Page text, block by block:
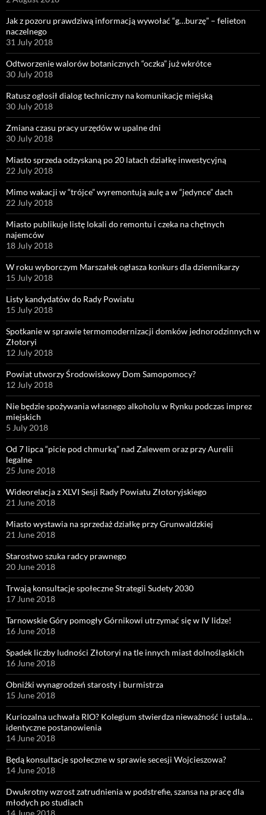
Jak z pozoru prawdziwą informacją wywołać “g…burzę” – felieton
naczelnego
31 July 2018
Odtworzenie walorów botanicznych “oczka” już wkrótce
30 July 2018
Ratusz ogłosił dialog techniczny na komunikację miejską
30 July 2018
Zmiana czasu pracy urzędów w upalne dni
30 July 2018
Miasto sprzeda odzyskaną po 20 latach działkę inwestycyjną
22 July 2018
Mimo wakacji w “trójce” wyremontują aulę a w “jedynce” dach
22 July 2018
Miasto publikuje listę lokali do remontu i czeka na chętnych
najemców
18 July 2018
W roku wyborczym Marszałek ogłasza konkurs dla dziennikarzy
15 July 2018
Listy kandydatów do Rady Powiatu
15 July 2018
Spotkanie w sprawie termomodernizacji domków jednorodzinnych w
Złotoryi
12 July 2018
Powiat utworzy Środowiskowy Dom Samopomocy?
12 July 2018
Nie będzie spożywania własnego alkoholu w Rynku podczas imprez
miejskich
5 July 2018
Od 7 lipca “picie pod chmurką” nad Zalewem oraz przy Aurelii
legalne
25 June 2018
Wideorelacja z XLVI Sesji Rady Powiatu Złotoryjskiego
21 June 2018
Miasto wystawia na sprzedaż działkę przy Grunwaldzkiej
21 June 2018
Starostwo szuka radcy prawnego
20 June 2018
Trwają konsultacje społeczne Strategii Sudety 2030
17 June 2018
Tarnowskie Góry pomogły Górnikowi utrzymać się w IV lidze!
16 June 2018
Spadek liczby ludności Złotoryi na tle innych miast dolnośląskich
16 June 2018
Obniżki wynagrodzeń starosty i burmistrza
15 June 2018
Kuriozalna uchwała RIO? Kolegium stwierdza nieważność i ustala…
identyczne postanowienia
14 June 2018
Będą konsultacje społeczne w sprawie secesji Wojcieszowa?
14 June 2018
Dwukrotny wzrost zatrudnienia w podstrefie, szansa na pracę dla
młodych po studiach